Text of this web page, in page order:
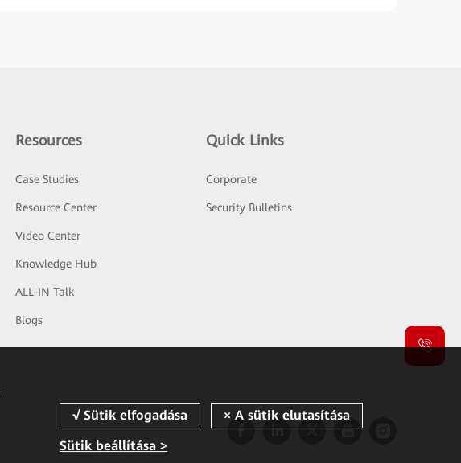
Resources
Case Studies
Resource Center
Video Center
Knowledge Hub
ALL-IN Talk
Blogs
Quick Links
Corporate
Security Bulletins
Sütik beállítása >